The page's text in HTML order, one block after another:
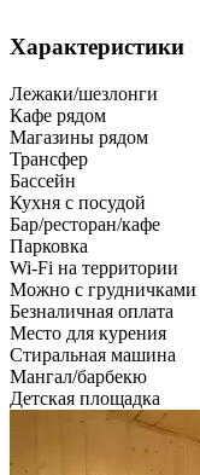
Характеристики
Лежаки/шезлонги
Кафе рядом
Магазины рядом
Трансфер
Бассейн
Кухня с посудой
Бар/ресторан/кафе
Парковка
Wi-Fi на территории
Можно с грудничками
Безналичная оплата
Место для курения
Стиральная машина
Мангал/барбекю
Детская площадка